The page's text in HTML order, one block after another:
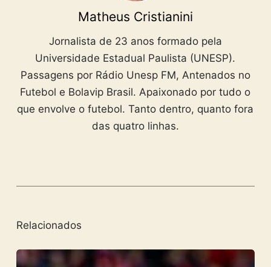
Matheus Cristianini
Jornalista de 23 anos formado pela
Universidade Estadual Paulista (UNESP).
Passagens por Rádio Unesp FM, Antenados no
Futebol e Bolavip Brasil. Apaixonado por tudo o
que envolve o futebol. Tanto dentro, quanto fora
das quatro linhas.
Relacionados